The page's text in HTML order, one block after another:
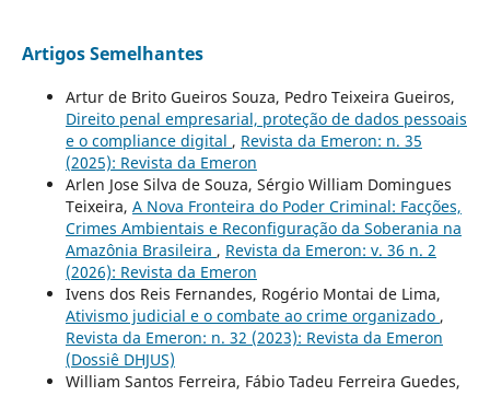
Artigos Semelhantes
Artur de Brito Gueiros Souza, Pedro Teixeira Gueiros,
Direito penal empresarial, proteção de dados pessoais
e o compliance digital , Revista da Emeron: n. 35
(2025): Revista da Emeron
Arlen Jose Silva de Souza, Sérgio William Domingues
Teixeira, A Nova Fronteira do Poder Criminal: Facções,
Crimes Ambientais e Reconfiguração da Soberania na
Amazônia Brasileira , Revista da Emeron: v. 36 n. 2
(2026): Revista da Emeron
Ivens dos Reis Fernandes, Rogério Montai de Lima,
Ativismo judicial e o combate ao crime organizado ,
Revista da Emeron: n. 32 (2023): Revista da Emeron
(Dossiê DHJUS)
William Santos Ferreira, Fábio Tadeu Ferreira Guedes,